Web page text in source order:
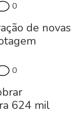
0
de novas
0
624 mil